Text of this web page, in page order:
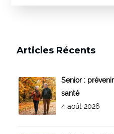
Articles Récents
Senior :
santé
4 août 2026